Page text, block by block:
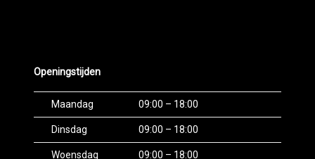
Openingstijden
Maandag 09:00 – 18:00
Dinsdag 09:00 – 18:00
Woensdag 09:00 – 18:00